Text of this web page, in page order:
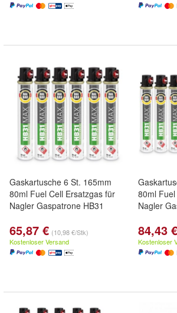
Gaskartusche 6 St. 165mm
80ml Fuel Cell Ersatzgas für
Nagler Gaspatrone HB31
65,87 € (10,98 €/Stk)
Kostenloser Versand
80ml
Nagler
84,43 €
Kostenloser